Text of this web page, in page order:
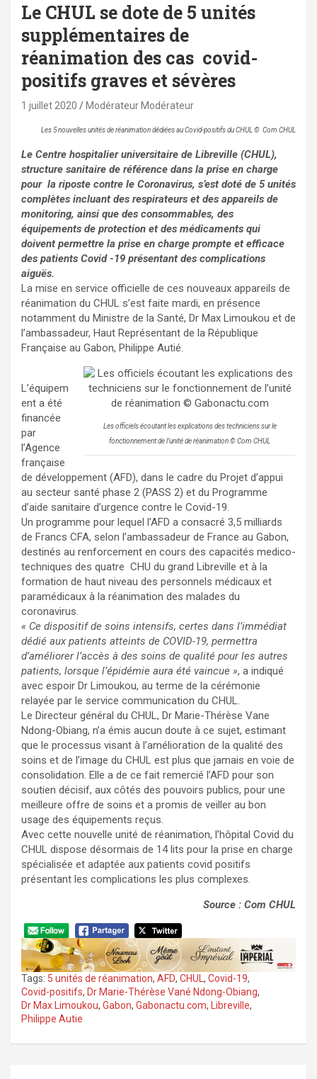
Le CHUL se dote de 5 unités
supplémentaires de
réanimation des cas covid-
positifs graves et sévères
1 juillet 2020 Modérateur Modérateur
Les 5 nouvelles unités de réanimation dédiées au Covid-positifs du CHUL© Com CHUL
Le Centre hospitalier universitaire de Libreville (CHUL),
structure sanitaire de référence dans la prise en charge
pour la riposte contre le Coronavirus, s’est doté de 5 unités
complètes incluant des respirateurs et des appareils de
monitoring, ainsi que des consommables, des
équipements de protection et des médicaments qui
doivent permettre la prise en charge prompte et efficace
des patients Covid -19 présentant des complications
aiguës.
La mise en service officielle de ces nouveaux appareils de
réanimation du CHUL s’est faite mardi, en présence
notamment du Ministre de la Santé, Dr Max Limoukou et de
l’ambassadeur, Haut Représentant de la République
Française au Gabon, Philippe Autié.
Les officiels écoutant les explications des techniciens sur le
fonctionnement de l’unité de réanimation © Com CHUL
L’équipem
ent a été
financée
par
l’Agence
française
de développement (AFD), dans le cadre du Projet d’appui
au secteur santé phase 2 (PASS 2) et du Programme
d’aide sanitaire d’urgence contre le Covid-19.
Un programme pour lequel l’AFD a consacré 3,5 milliards
de Francs CFA, selon l’ambassadeur de France au Gabon,
destinés au renforcement en cours des capacités medico-
techniques des quatre CHU du grand Libreville et à la
formation de haut niveau des personnels médicaux et
paramédicaux à la réanimation des malades du
coronavirus.
« Ce dispositif de soins intensifs, certes dans l’immédiat
dédié aux patients atteints de COVID-19, permettra
d’améliorer l’accès à des soins de qualité pour les autres
patients, lorsque l’épidémie aura été vaincue », a indiqué
avec espoir Dr Limoukou, au terme de la cérémonie
relayée par le service communication du CHUL.
Le Directeur général du CHUL, Dr Marie-Thérèse Vane
Ndong-Obiang, n’a émis aucun doute à ce sujet, estimant
que le processus visant à l’amélioration de la qualité des
soins et de l’image du CHUL est plus que jamais en voie de
consolidation. Elle a de ce fait remercié l’AFD pour son
soutien décisif, aux côtés des pouvoirs publics, pour une
meilleure offre de soins et a promis de veiller au bon
usage des équipements reçus.
Avec cette nouvelle unité de réanimation, l’hôpital Covid du
CHUL dispose désormais de 14 lits pour la prise en charge
spécialisée et adaptée aux patients covid positifs
présentant les complications les plus complexes.
Source : Com CHUL
Tags: 5 unités de réanimation, AFD, CHUL, Covid-19,
Covid-positifs, Dr Marie-Thérèse Vané Ndong-Obiang,
Dr Max Limoukou, Gabon, Gabonactu.com, Libreville,
Philippe Autie